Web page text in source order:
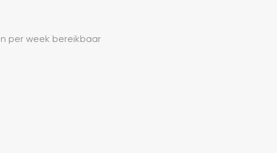
per week bereikbaar